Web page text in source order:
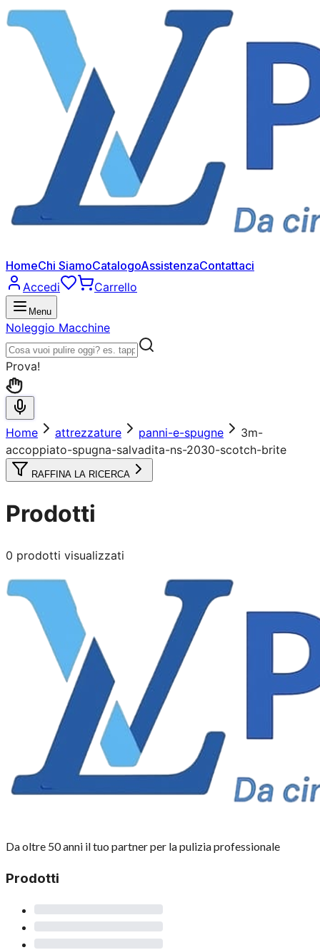
HomeChi SiamoCatalogoAssistenzaContattaci
Accedi
Carrello
Menu
Noleggio Macchine
Prova!
Home attrezzature panni-e-spugne
3m-
accoppiato-spugna-salvadita-ns-2030-scotch-brite
RAFFINA LA RICERCA
Prodotti
0 prodotti visualizzati
Da oltre 50 anni il tuo partner per la pulizia professionale
Prodotti